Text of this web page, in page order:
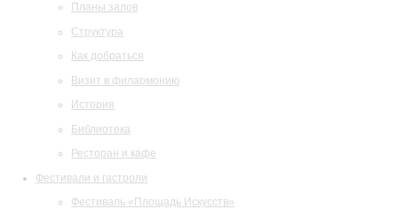
Планы залов
Структура
Как добраться
Визит в филармонию
История
Библиотека
Ресторан и кафе
Фестивали и гастроли
Фестиваль «Площадь Искусств»